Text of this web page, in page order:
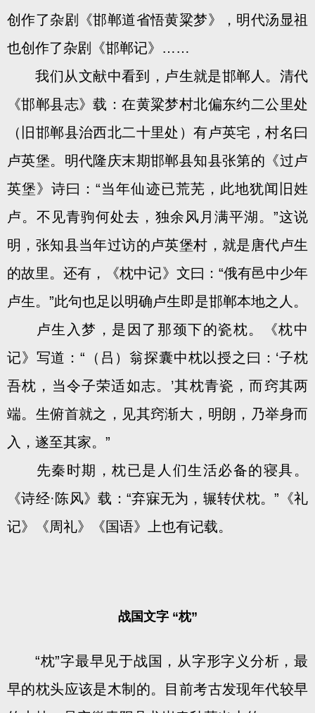
创作了杂剧《邯郸道省悟黄粱梦》，明代汤显祖
也创作了杂剧《邯郸记》……
我们从文献中看到，卢生就是邯郸人。清代
《邯郸县志》载：在黄粱梦村北偏东约二公里处
（旧邯郸县治西北二十里处）有卢英宅，村名曰
卢英堡。明代隆庆末期邯郸县知县张第的《过卢
英堡》诗曰：“当年仙迹已荒芜，此地犹闻旧姓
卢。不见青驹何处去，独余风月满平湖。”这说
明，张知县当年过访的卢英堡村，就是唐代卢生
的故里。还有，《枕中记》文曰：“俄有邑中少年
卢生。”此句也足以明确卢生即是邯郸本地之人。
卢生入梦，是因了那颈下的瓷枕。《枕中
记》写道：“（吕）翁探囊中枕以授之曰：‘子枕
吾枕，当令子荣适如志。’其枕青瓷，而窍其两
端。生俯首就之，见其窍渐大，明朗，乃举身而
入，遂至其家。”
先秦时期，枕已是人们生活必备的寝具。
《诗经·陈风》载：“弃寐无为，辗转伏枕。”《礼
记》《周礼》《国语》上也有记载。
战国文字 “枕”
“枕”字最早见于战国，从字形字义分析，最
早的枕头应该是木制的。目前考古发现年代较早